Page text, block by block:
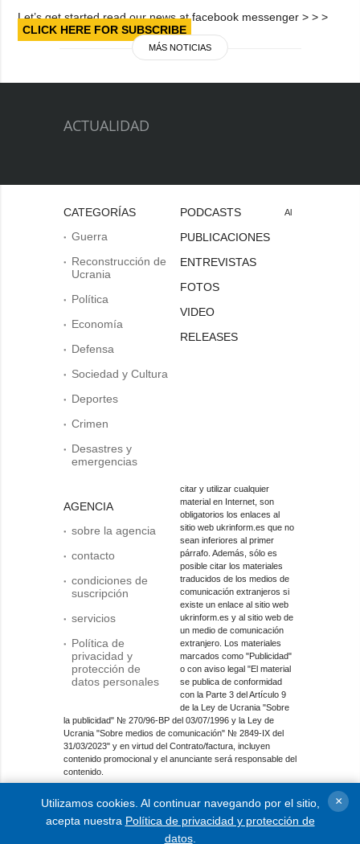
Let’s get started read our news at facebook messenger > > >
CLICK HERE FOR SUBSCRIBE
MÁS NOTICIAS
ACTUALIDAD
CATEGORÍAS
Guerra
Reconstrucción de
Ucrania
Política
Economía
Defensa
Sociedad y Cultura
Deportes
Crimen
Desastres y
emergencias
AGENCIA
sobre la agencia
contacto
condiciones de
suscripción
servicios
Política de
privacidad y
protección de
datos personales
PODCASTS
PUBLICACIONES
ENTREVISTAS
FOTOS
VIDEO
RELEASES
Al
citar y utilizar cualquier
material en Internet, son
obligatorios los enlaces al
sitio web ukrinform.es que no
sean inferiores al primer
párrafo. Además, sólo es
posible citar los materiales
traducidos de los medios de
comunicación extranjeros si
existe un enlace al sitio web
ukrinform.es y al sitio web de
un medio de comunicación
extranjero. Los materiales
marcados como "Publicidad"
o con aviso legal "El material
se publica de conformidad
con la Parte 3 del Artículo 9
de la Ley de Ucrania "Sobre
la publicidad" № 270/96-ВР del 03/07/1996 y la Ley de
Ucrania "Sobre medios de comunicación" № 2849-IX del
31/03/2023" y en virtud del Contrato/factura, incluyen
contenido promocional y el anunciante será responsable del
contenido.
Entidad de medios en línea; identificador de medios: R40-
01421.
© 2015-2026 Ukrinform. Todos los derechos reservados.
Utilizamos cookies. Al continuar navegando por el sitio,
acepta nuestra Política de privacidad y protección de
datos.
×